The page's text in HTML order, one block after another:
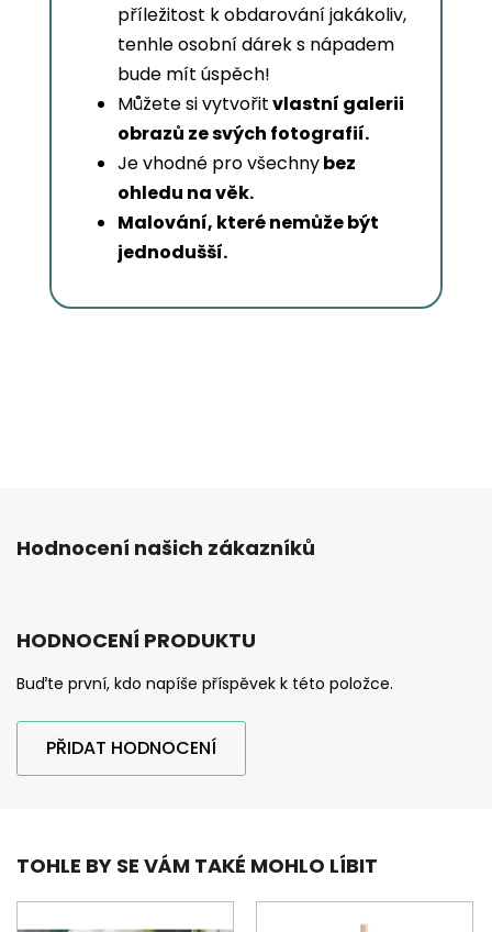
příležitost k obdarování jakákoliv,
tenhle osobní dárek s nápadem
bude mít úspěch!
Můžete si vytvořitvlastní galerii
obrazů ze svých fotografií.
Je vhodné pro všechnybez
ohledu na věk.
Malování, které nemůže být
jednodušší.
Hodnocení našich zákazníků
HODNOCENÍ PRODUKTU
Buďte první, kdo napíše příspěvek k této položce.
PŘIDAT HODNOCENÍ
TOHLE BY SE VÁM TAKÉ MOHLO LÍBIT